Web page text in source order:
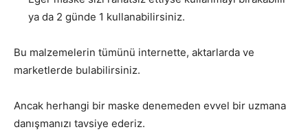
ya da 2 günde 1 kullanabilirsiniz.
Bu malzemelerin tümünü internette, aktarlarda ve
marketlerde bulabilirsiniz.
Ancak herhangi bir maske denemeden evvel bir uzmana
danışmanızı tavsiye ederiz.